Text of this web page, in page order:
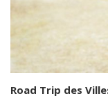
Road Trip des